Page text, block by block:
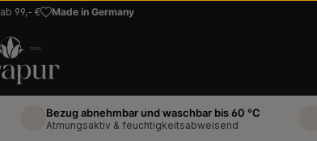
ab 99,- € Made in Germany
Bezug abnehmbar und waschbar bis 60 °C
Atmungsaktiv & feuchtigkeitsabweisend Per